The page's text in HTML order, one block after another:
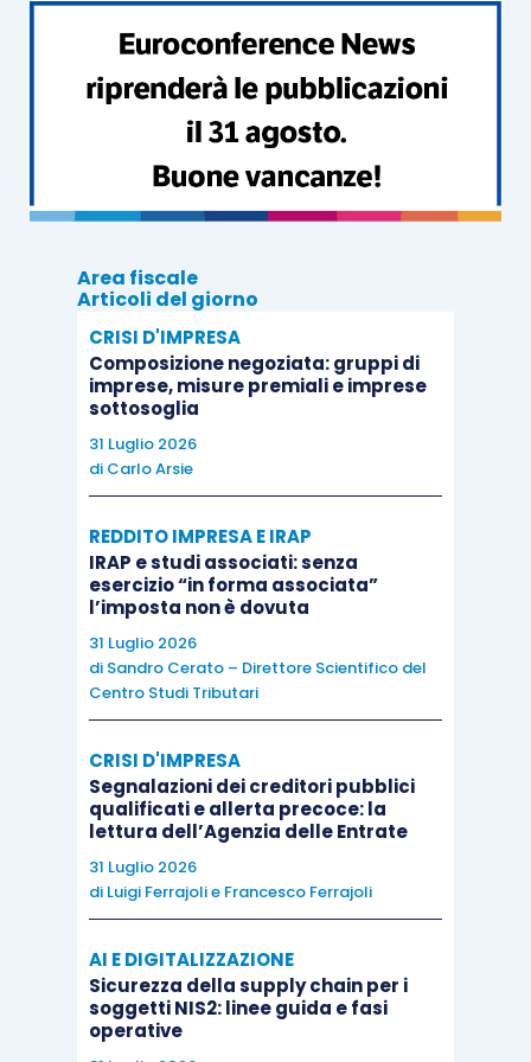
In linea con l’attuale normativa fallimentare, sono
state previste anche nel nuovo Codice lemisure
del patrimonio dell’imprenditore in
crisi, con la differenza però che nella nuova
disciplina tali misure non operano in maniera
del debitore.
Tali misure consistono:
nellainammissibilità di azioni esecutive
o cautelari
l’impresa del debitore;
nellasospensione dei processi esecutivi
o cautelari pendenti;
neldivieto per i creditori di acquisire
tali casi, leprescrizioniche sarebbero
state interrotte dagli atti predetti
si verificano.
durata delle misure protettivenon può
essere superiore a
essere prorogata anche più volte, sempre a
complessivo di centottanta giorni; la proroga è
consentita solo in presenza disignificativi
progressi nelle trattative con i creditori
Area fiscale
Articoli del giorno
CRISI D'IMPRESA
Composizione negoziata: gruppi di
imprese, misure premiali e imprese
sottosoglia
31 Luglio 2026
di Carlo Arsie
REDDITO IMPRESA E IRAP
IRAP e studi associati: senza
esercizio “in forma associata”
l’imposta non è dovuta
31 Luglio 2026
di Sandro Cerato – Direttore Scientifico del
Centro Studi Tributari
CRISI D'IMPRESA
Segnalazioni dei creditori pubblici
qualificati e allerta precoce: la
lettura dell’Agenzia delle Entrate
31 Luglio 2026
di Luigi Ferrajolie Francesco Ferrajoli
AI E DIGITALIZZAZIONE
Sicurezza della supply chain per i
soggetti NIS2: linee guida e fasi
operative